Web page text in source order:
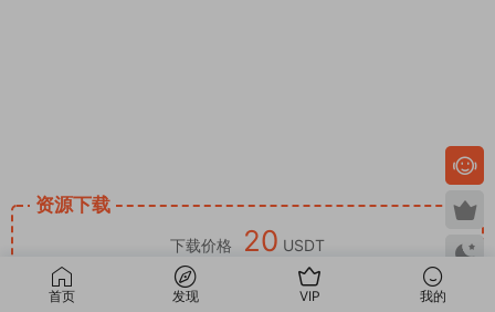
资源下载
下载价格 20 USDT
首页 发现 VIP 我的